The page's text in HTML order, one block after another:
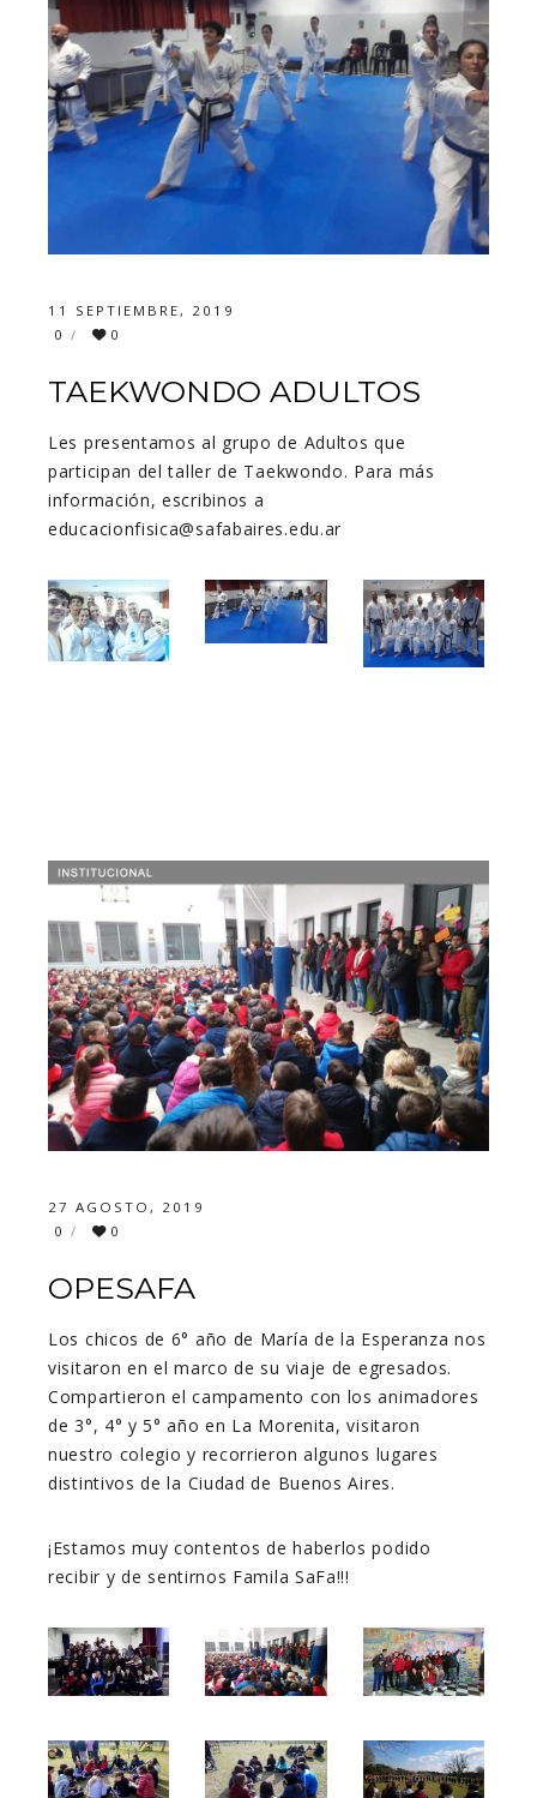
11 SEPTIEMBRE, 2019
0
0
TAEKWONDO ADULTOS
Les presentamos al grupo de Adultos que
participan del taller de Taekwondo. Para más
información, escribinos a
educacionfisica@safabaires.edu.ar
27 AGOSTO, 2019
0
0
OPESAFA
Los chicos de 6° año de María de la Esperanza nos
visitaron en el marco de su viaje de egresados.
Compartieron el campamento con los animadores
de 3°, 4° y 5° año en La Morenita, visitaron
nuestro colegio y recorrieron algunos lugares
distintivos de la Ciudad de Buenos Aires.
¡Estamos muy contentos de haberlos podido
recibir y de sentirnos Famila SaFa!!!